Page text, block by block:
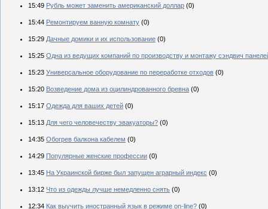
15:49 Рубль может заменить американский доллар (0)
15:44 Ремонтируем ванную комнату (0)
15:29 Дачные домики и их использование (0)
15:25 Одна из ведущих компаний по производству и монтажу сэндвич
15:23 Универсальное оборудование по переработке отходов (0)
15:20 Возведение дома из оцилиндрованного бревна (0)
15:17 Одежда для ваших детей (0)
15:13 Для чего человечеству эвакуаторы? (0)
14:35 Обогрев балкона кабелем (0)
14:29 Популярные женские профессии (0)
13:45 На Украинской бирже был запущен аграрный индекс (0)
13:12 Что из одежды лучше немедленно снять (0)
12:34 Как выучить иностранный язык в режиме on-line? (0)